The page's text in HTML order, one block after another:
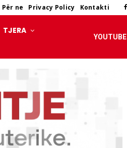
Për ne Privacy Policy Kontakti
TJERA
YOUTUBE